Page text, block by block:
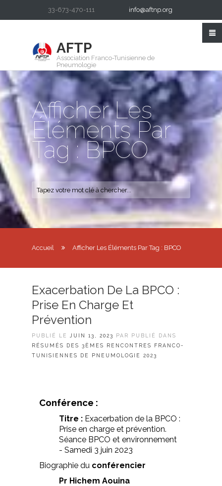
33-673-470-111 info@aftnp.org
AFTP
Association Franco-Tunisienne de
Pneumologie
Afficher Les
Éléments Par
Tag : BPCO
Accueil Afficher Les Éléments Par Tag : BPCO
Exacerbation De La BPCO :
Prise En Charge Et
Prévention
PUBLIÉ LE JUIN 13, 2023
PAR PUBLIÉ DANS
RÉSUMÉS DES 3ÈMES RENCONTRES FRANCO-
TUNISIENNES DE PNEUMOLOGIE 2023
Conférence :
Titre : Exacerbation de la BPCO :
Prise en charge et prévention.
Séance BPCO et environnement
- Samedi 3 juin 2023
Biographie du conférencier
Pr Hichem Aouina